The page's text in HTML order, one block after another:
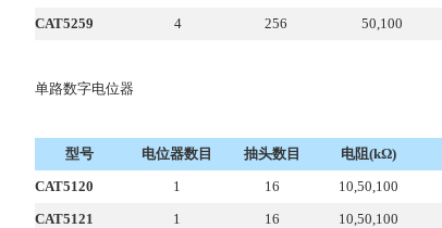
CAT5259
4 256 50,100
单路数字电位器
型号 电位器数目 抽头数目 电阻(kΩ)
CAT5120
1 16 10,50,100
CAT5121
1 16 10,50,100